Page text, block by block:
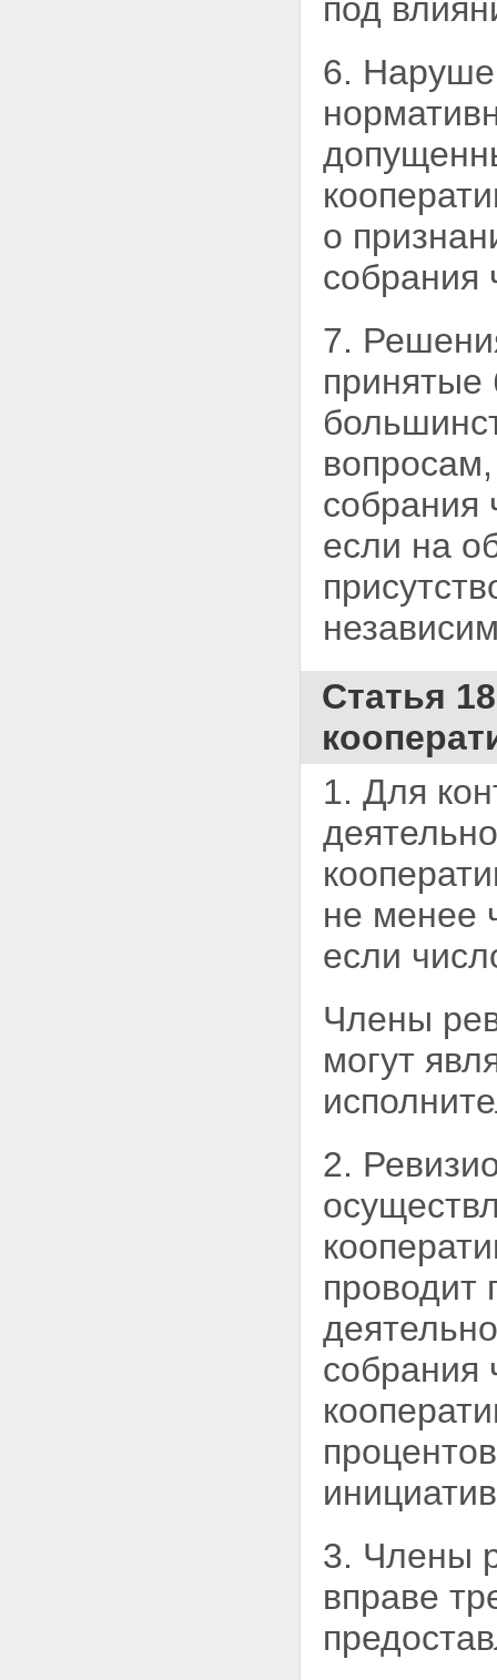
под
6.
о
собрания
7.
принятые
собрания
если на
Статья
1. Для
не менее
если
Члены
могут
2.
проводит
собрания
3. Члены
вправе